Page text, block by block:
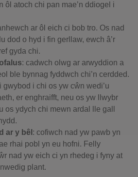
ôl atoch chi pan mae’n ddiogel i
ar ôl eich ci bob tro. Os nad
dod o hyd i fin gerllaw, ewch â’r
gyda chi.
: cadwch olwg ar arwyddion a
ble bynnag fyddwch chi’n cerdded.
gwybod i chi os yw cŵn wedi’u
er enghraifft, neu os yw llwybr
os ydych chi mewn ardal lle gall
ar y bêl : cofiwch nad yw pawb yn
rhai pobl yn eu hofni. Felly
nad yw eich ci yn rhedeg i fyny at
plant.